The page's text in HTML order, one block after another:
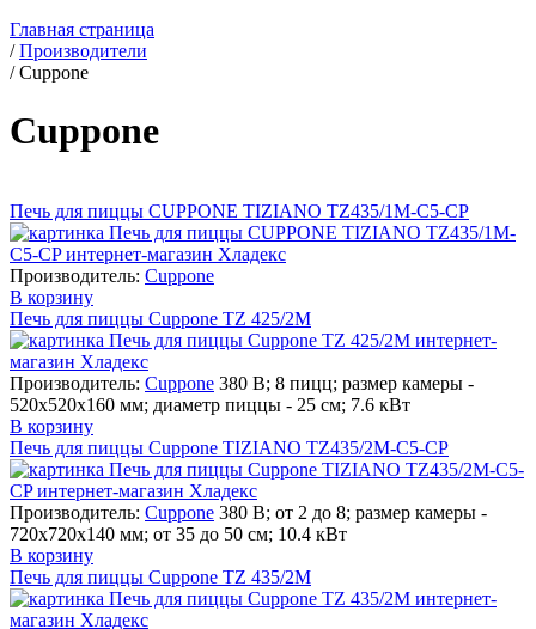
Главная страница
/Производители
/Cuppone
Cuppone
Печь для пиццы CUPPONE TIZIANO TZ435/1M-C5-CP
Производитель: Cuppone
В корзину
Печь для пиццы Cuppone TZ 425/2M
Производитель: Cuppone 380 В; 8 пицц; размер камеры -
520х520х160 мм; диаметр пиццы - 25 см; 7.6 кВт
В корзину
Печь для пиццы Cuppone TIZIANO TZ435/2M-C5-CP
Производитель: Cuppone 380 В; от 2 до 8; размер камеры -
720х720х140 мм; от 35 до 50 см; 10.4 кВт
В корзину
Печь для пиццы Cuppone TZ 435/2M